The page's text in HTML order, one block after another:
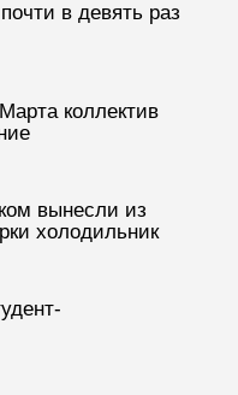
в девять раз
коллектив
вынесли из
холодильник